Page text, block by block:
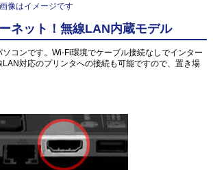
像はイメージです
ネット！無線LAN内蔵モデル
コンです。Wi-Fi環境でケーブル接続なしでインター
対応のプリンタへの接続も可能ですので、置き場